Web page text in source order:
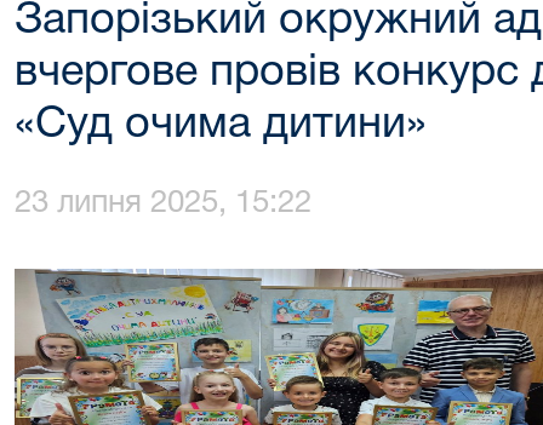
Запорізький окружний
вчергове провів
«Суд очима дитини»
23 липня 2025, 15:22